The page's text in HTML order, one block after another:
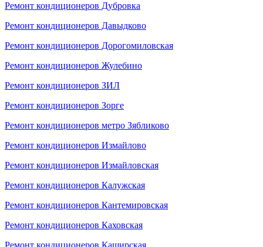
Ремонт кондиционеров Дубровка
Ремонт кондиционеров Давыдково
Ремонт кондиционеров Дорогомиловская
Ремонт кондиционеров Жулебино
Ремонт кондиционеров ЗИЛ
Ремонт кондиционеров Зорге
Ремонт кондиционеров метро Зябликово
Ремонт кондиционеров Измайлово
Ремонт кондиционеров Измайловская
Ремонт кондиционеров Калужская
Ремонт кондиционеров Кантемировская
Ремонт кондиционеров Каховская
Ремонт кондиционеров Каширская